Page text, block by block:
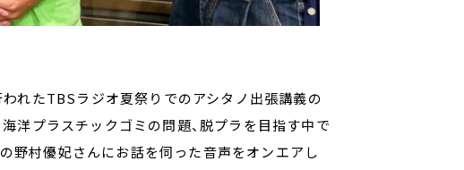
れたTBSラジオ夏祭りでのアシタノ出張講義の
海洋プラスチックゴミの問題、脱プラを目指す中で
野村優妃さんにお話を伺った音声をオンエアし